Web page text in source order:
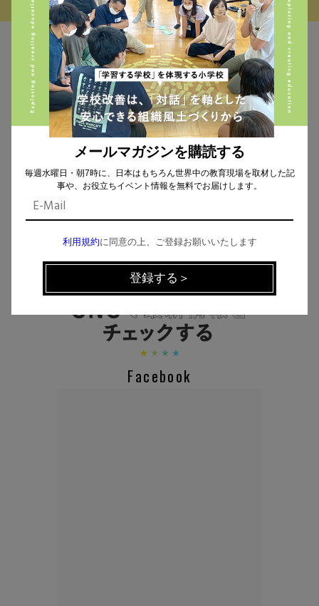
MAIL MAGAZINE
イベント、記事などの最新情報をお届け！
個人情報の取扱 について同意します。
CHECK THE NEWS ON SNS
Facebook
メールマガジンを購読する
毎週水曜日・朝7時に、日本はもちろん世界中の教育現場を取材した記
事や、お役立ちイベント情報を無料でお届けします。
利用規約に同意の上、ご登録お願いいたします